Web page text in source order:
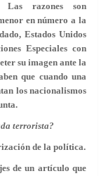
Las razones son
en número a la
Estados Unidos
Especiales con
su imagen ante la
que cuando una
los nacionalismos
terrorista?
de la política.
de un artículo que